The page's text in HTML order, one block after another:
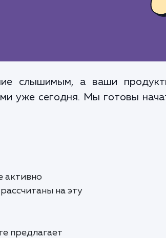
слышимым, а ваши
уже сегодня. Мы готовы
активно
на эту
предлагает